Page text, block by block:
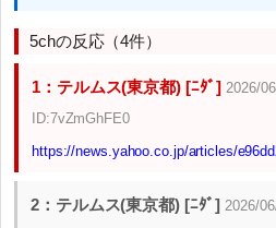
5chの反応（4件）
1：テルムス(東京都) [ﾆﾀﾞ] 2026/
ID:7vZmGhFE0
https://news.yahoo.co.jp/articles/
2：テルムス(東京都) [ﾆﾀﾞ] 2026/